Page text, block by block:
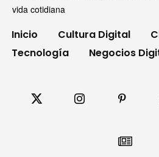
vida cotidiana
Inicio Cultura Digital
Tecnología
Negocios